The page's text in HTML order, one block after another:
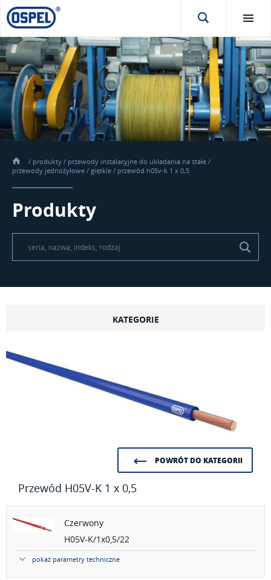
/ produkty / przewody instalacyjne do układania na stałe /
przewody jednożyłowe / giętkie / przewód h05v-k 1 x 0,5
Produkty
KATEGORIE
POWRÓT DO KATEGORII
Przewód H05V-K 1 x 0,5
Czerwony
H05V-K/1x0,5/22
pokaż parametry techniczne